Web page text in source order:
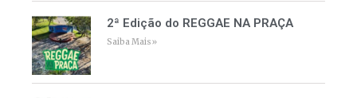
2ª Edição do REGGAE NA PRAÇA
Saiba Mais»